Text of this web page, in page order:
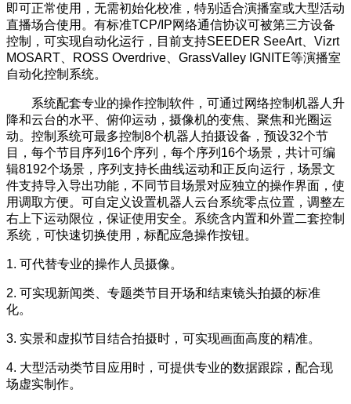
即可正常使用，无需初始化校准，特别适合演播室或大型活动
直播场合使用。有标准TCP/IP网络通信协议可被第三方设备
控制，可实现自动化运行，目前支持SEEDER SeeArt、Vizrt
MOSART、ROSS Overdrive、GrassValley IGNITE等演播室
自动化控制系统。
系统配套专业的操作控制软件，可通过网络控制机器人升
降和云台的水平、俯仰运动，摄像机的变焦、聚焦和光圈运
动。控制系统可最多控制8个机器人拍摄设备，预设32个节
目，每个节目序列16个序列，每个序列16个场景，共计可编
辑8192个场景，序列支持长曲线运动和正反向运行，场景文
件支持导入导出功能，不同节目场景对应独立的操作界面，使
用调取方便。可自定义设置机器人云台系统零点位置，调整左
右上下运动限位，保证使用安全。系统含内置和外置二套控制
系统，可快速切换使用，标配应急操作按钮。
1. 可代替专业的操作人员摄像。
2. 可实现新闻类、专题类节目开场和结束镜头拍摄的标准
化。
3. 实景和虚拟节目结合拍摄时，可实现画面高度的精准。
4. 大型活动类节目应用时，可提供专业的数据跟踪，配合现
场虚实制作。